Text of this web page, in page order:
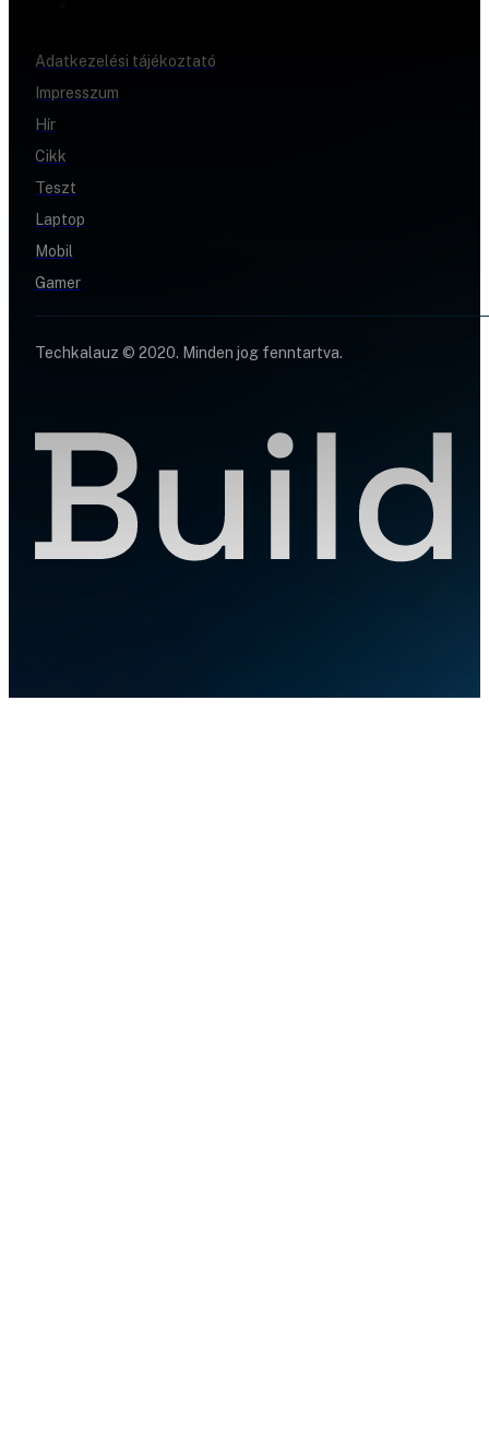
Adatkezelési tájékoztató
Impresszum
Hír
Cikk
Teszt
Laptop
Mobil
Gamer
Techkalauz © 2020. Minden jog fenntartva.